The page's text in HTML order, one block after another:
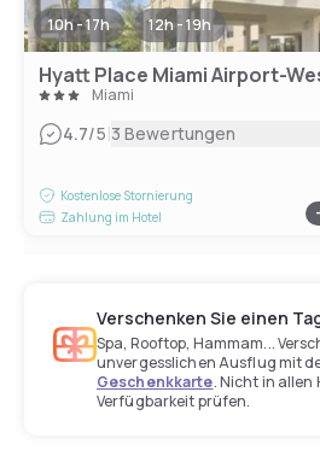
10h - 17h 12h - 19h
Hyatt Place Miami Airport-
Miami
4.7/5|3 Bewertungen
Kostenlose Stornierung
Zahlung im Hotel
-
Verschenken Sie einen
Spa, Rooftop, Hammam...
unvergesslichen Ausflug mit
Geschenkkarte. Nicht in allen
Verfügbarkeit prüfen.